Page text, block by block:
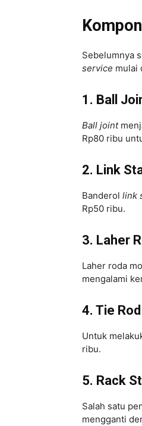
Sebelumnya
service mulai
1. Ball
Ball joint
Rp80 ribu
2. Link
Banderol link
Rp50 ribu.
3. Laher
Laher roda
mengalami
4. Tie
Untuk
ribu.
5. Rack
Salah satu
mengganti